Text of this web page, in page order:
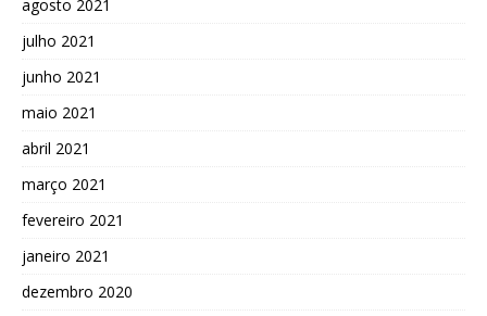
agosto 2021
julho 2021
junho 2021
maio 2021
abril 2021
março 2021
fevereiro 2021
janeiro 2021
dezembro 2020